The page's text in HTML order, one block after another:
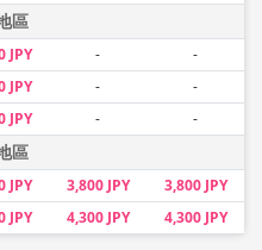
區
JPY - -
JPY - -
JPY - -
區
JPY 3,800 JPY 3,800 JPY
JPY 4,300 JPY 4,300 JPY